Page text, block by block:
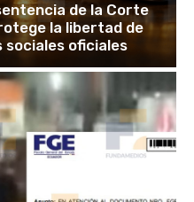
de la Corte
la libertad de
sociales oficiales